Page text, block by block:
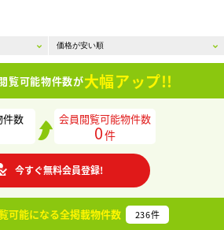
覧可能物件数が大幅アップ!!
件数 会員閲覧可能物件数
0件
今すぐ無料会員登録!
可能になる全掲載物件数 236件